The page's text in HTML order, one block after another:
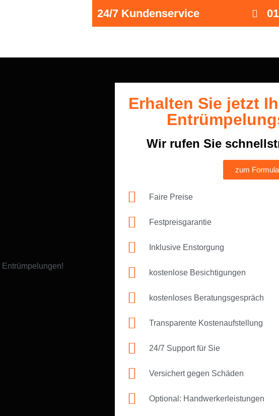
24/7 Kundenservice
Erhalten Sie jetzt
Wir rufen Sie
zum
Faire Preise
Festpreisgarantie
Inklusive Enstorgung
kostenlose Besichtigungen
kostenloses Beratungsgespräch
Transparente Kostenaufstellung
24/7 Support für Sie
Versichert gegen Schäden
Optional: Handwerkerleistungen